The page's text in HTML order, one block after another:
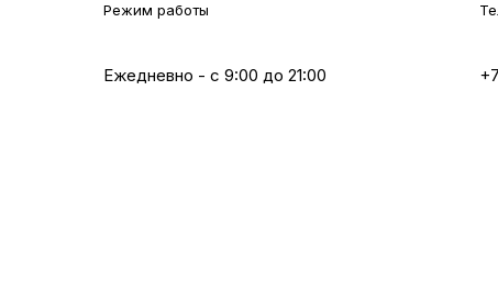
Режим работы
Ежедневно - с 9:00 до 21:00